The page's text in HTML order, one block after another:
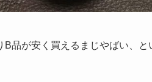
B品が安く買えるまじやばい、